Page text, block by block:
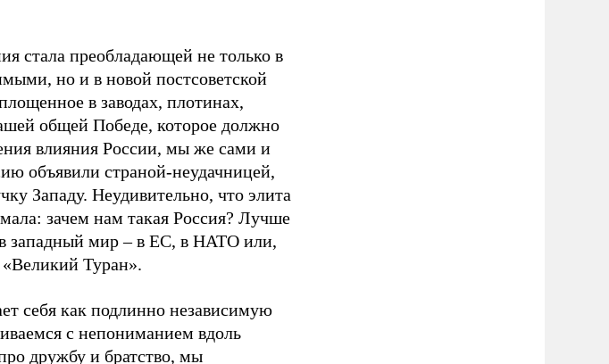
стала преобладающей не только в
но и в новой постсоветской
в заводах, плотинах,
общей Победе, которое должно
влияния России, мы же сами и
объявили страной-неудачницей,
Западу. Неудивительно, что элита
зачем нам такая Россия? Лучше
западный мир – в ЕС, в НАТО или,
«Великий Туран».
себя как подлинно независимую
с непониманием вдоль
дружбу и братство, мы